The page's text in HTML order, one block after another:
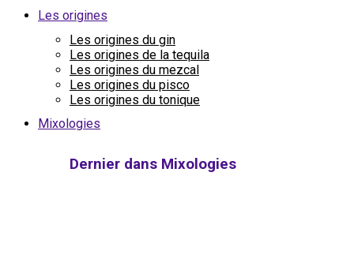
Les origines
Les origines du gin
Les origines de la tequila
Les origines du mezcal
Les origines du pisco
Les origines du tonique
Mixologies
Dernier dans Mixologies